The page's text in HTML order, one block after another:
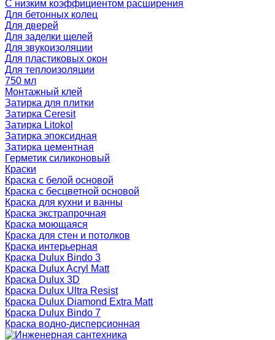
С низким коэффициентом расширения
Для бетонных колец
Для дверей
Для заделки щелей
Для звукоизоляции
Для пластиковых окон
Для теплоизоляции
750 мл
Монтажный клей
Затирка для плитки
Затирка Ceresit
Затирка Litokol
Затирка эпоксидная
Затирка цементная
Герметик силиконовый
Краски
Краска с белой основой
Краска с бесцветной основой
Краска для кухни и ванны
Краска экстрапрочная
Краска моющаяся
Краска для стен и потолков
Краска интерьерная
Краска Dulux Bindo 3
Краска Dulux Acryl Matt
Краска Dulux 3D
Краска Dulux Ultra Resist
Краска Dulux Diamond Extra Matt
Краска Dulux Bindo 7
Краска водно-дисперсионная